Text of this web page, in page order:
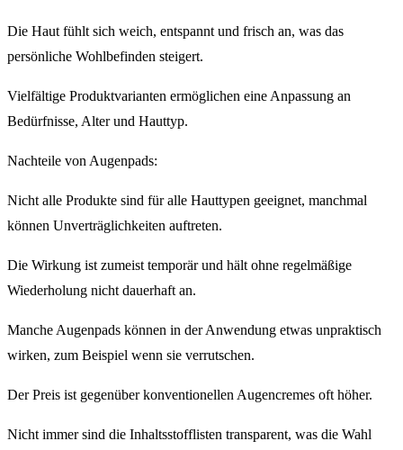
Die Haut fühlt sich weich, entspannt und frisch an, was das
persönliche Wohlbefinden steigert.
Vielfältige Produktvarianten ermöglichen eine Anpassung an
Bedürfnisse, Alter und Hauttyp.
Nachteile von Augenpads:
Nicht alle Produkte sind für alle Hauttypen geeignet, manchmal
können Unverträglichkeiten auftreten.
Die Wirkung ist zumeist temporär und hält ohne regelmäßige
Wiederholung nicht dauerhaft an.
Manche Augenpads können in der Anwendung etwas unpraktisch
wirken, zum Beispiel wenn sie verrutschen.
Der Preis ist gegenüber konventionellen Augencremes oft höher.
Nicht immer sind die Inhaltsstofflisten transparent, was die Wahl